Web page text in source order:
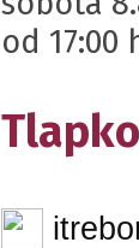
od 17:00